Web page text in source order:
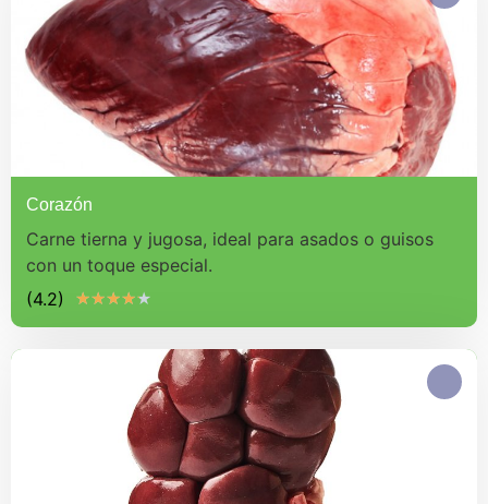
Corazón
Carne tierna y jugosa, ideal para asados o guisos
con un toque especial.
(4.2)
★★★★★